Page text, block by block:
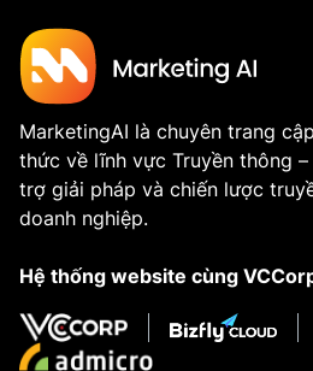
MarketingAI là chuyên trang
thức về lĩnh vực Truyền thông
trợ giải pháp và chiến lược
doanh nghiệp.
Hệ thống website cùng